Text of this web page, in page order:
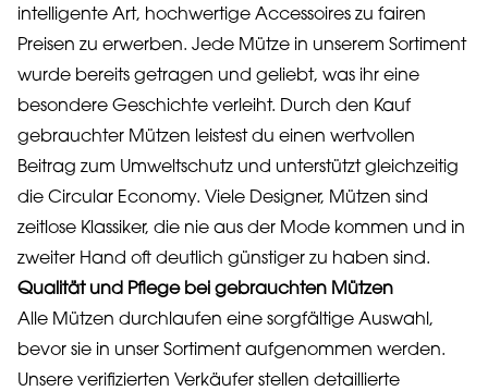
intelligente Art, hochwertige Accessoires zu fairen
Preisen zu erwerben. Jede Mütze in unserem Sortiment
wurde bereits getragen und geliebt, was ihr eine
besondere Geschichte verleiht. Durch den Kauf
gebrauchter Mützen leistest du einen wertvollen
Beitrag zum Umweltschutz und unterstützt gleichzeitig
die Circular Economy. Viele Designer, Mützen sind
zeitlose Klassiker, die nie aus der Mode kommen und in
zweiter Hand oft deutlich günstiger zu haben sind.
Qualität und Pflege bei gebrauchten Mützen
Alle Mützen durchlaufen eine sorgfältige Auswahl,
bevor sie in unser Sortiment aufgenommen werden.
Unsere verifizierten Verkäufer stellen detaillierte